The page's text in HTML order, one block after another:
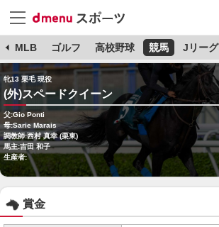
MLB ゴルフ 高校野球 競馬 Jリーグ
牝13 栗毛 現役
(外)スペードクイーン
父:Gio Ponti
母:Sarie Marais
調教師:西村 真幸 (栗東)
馬主:吉田 和子
生産者:
賞金